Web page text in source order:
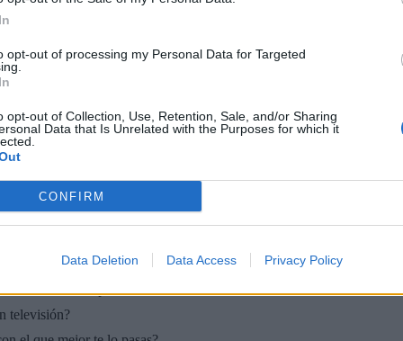
opt-out of processing my Personal Data for Targeted
opt-out of Collection, Use, Retention, Sale, and/or Sharing
Data that Is Unrelated with the Purposes for which it
CONFIRM
Data Deletion Data Access Privacy Policy
en Streaming ⚽🍿🏀
El deporte no ocurre solo en el campo! ⚽🏈🏀
pantalla. 💥 De dramas épicos a risas puras. 🏆
¡Guarda esta colección para tu próximo
se emite en España?
televisión?